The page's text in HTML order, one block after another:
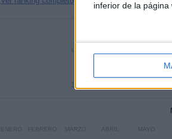
inferior de la página
1.27%
ENERO FEBRERO MARZO ABRIL MAYO